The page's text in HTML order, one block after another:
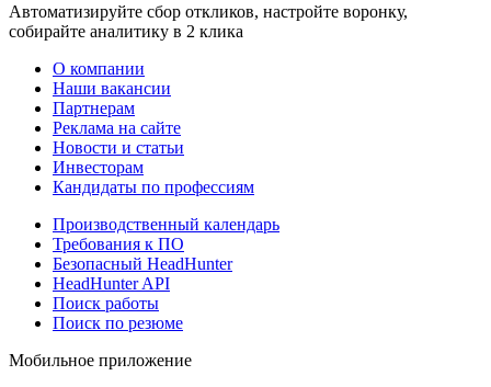
Автоматизируйте сбор откликов, настройте воронку,
собирайте аналитику в 2 клика
О компании
Наши вакансии
Партнерам
Реклама на сайте
Новости и статьи
Инвесторам
Кандидаты по профессиям
Производственный календарь
Требования к ПО
Безопасный HeadHunter
HeadHunter API
Поиск работы
Поиск по резюме
Мобильное приложение